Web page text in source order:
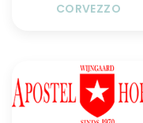
CORVEZZO